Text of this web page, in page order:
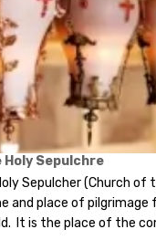
Sepulchre
Sepulcher (Church of
and place of pilgrimage
It is the place of the
Jesus Christ was